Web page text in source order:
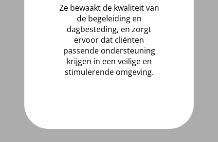
Ze bewaakt de kwaliteit van
de begeleiding en
dagbesteding, en zorgt
ervoor dat cliënten
passende ondersteuning
krijgen in een veilige en
stimulerende omgeving.